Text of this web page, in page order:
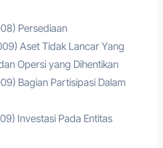
Persediaan
Aset Tidak Lancar Yang
Opersi yang Dihentikan
Bagian Partisipasi Dalam
Investasi Pada Entitas